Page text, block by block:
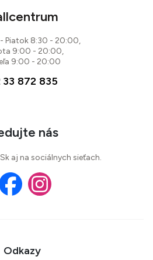
Piatok 8:30 - 20:00,
9:00 - 20:00,
9:00 - 20:00
33 872 835
nás
aj na sociálnych sieťach.